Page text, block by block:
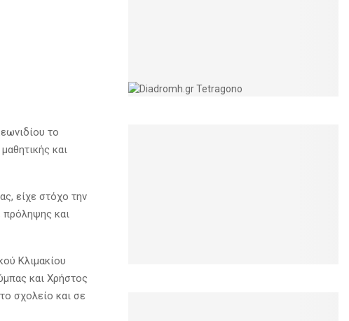
το
και
είχε στόχο την
πρόληψης και
Κλιμακίου
και Χρήστος
σχολείο και σε